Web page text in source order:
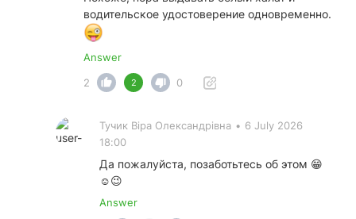
водительское удостоверение одновременно.
Answer
2
2 0
Тучик Віра Олександрівна • 6 July 2026
18:00
Да пожалуйста, позаботьтесь об этом 😁
☺️😉
Answer